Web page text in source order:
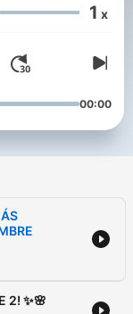
1 x
00:00
2! ✨🌸